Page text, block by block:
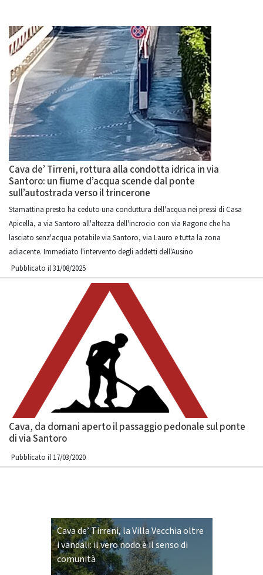
Cava de’ Tirreni, rottura alla condotta idrica in via
Santoro: un fiume d’acqua scende dal ponte
sull’autostrada verso il trincerone
Stamattina presto ha ceduto una conduttura dell'acqua nei pressi di Casa
Apicella, a via Santoro all'altezza dell'incrocio con via Ragone che ha
lasciato senz'acqua potabile via Santoro, via Lauro e tutta la zona
adiacente. Immediato l'intervento degli addetti dell'Ausino
Pubblicato il 31/08/2025
Cava, da domani aperto il passaggio pedonale sul ponte
di via Santoro
Pubblicato il 17/03/2020
Cava de’ Tirreni, la Villa Vecchia oltre
i vandali: il vero nodo è il senso di
comunità